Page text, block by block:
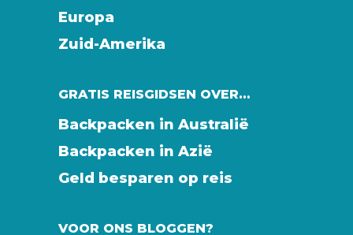
Europa
Zuid-Amerika
GRATIS REISGIDSEN OVER…
Backpacken in Australië
Backpacken in Azië
Geld besparen op reis
VOOR ONS BLOGGEN?